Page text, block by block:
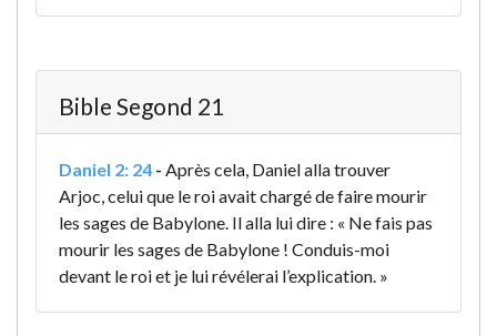
Bible Segond 21
Daniel 2: 24 - Après cela, Daniel alla trouver
Arjoc, celui que le roi avait chargé de faire mourir
les sages de Babylone. Il alla lui dire : « Ne fais pas
mourir les sages de Babylone ! Conduis-moi
devant le roi et je lui révélerai l’explication. »